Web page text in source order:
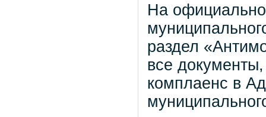
На
раздел
все
комплаенс в